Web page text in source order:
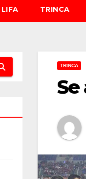
LIFA TRINCA
TRINCA